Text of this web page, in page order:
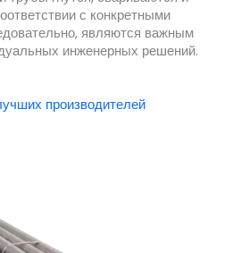
с конкретными
являются важным
инженерных решений.
производителей